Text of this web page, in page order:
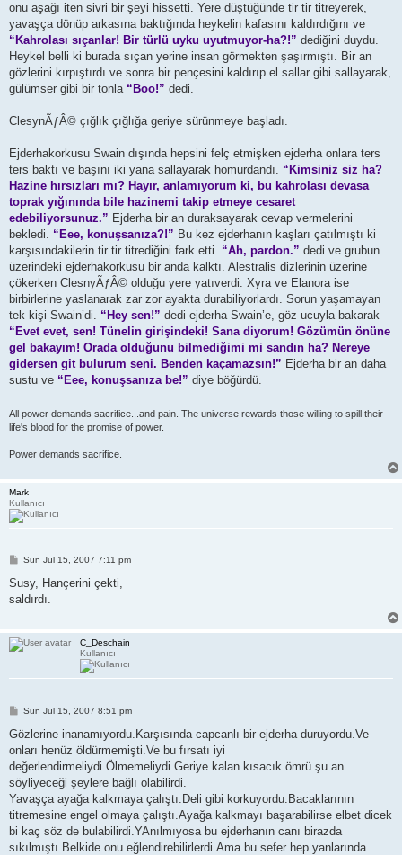
onu aşağı iten sivri bir şeyi hissetti. Yere düştüğünde tir tir titreyerek,
yavaşça dönüp arkasına baktığında heykelin kafasını kaldırdığını ve
“Kahrolası sıçanlar! Bir türlü uyku uyutmuyor-ha?!” dediğini duydu.
Heykel belli ki burada sıçan yerine insan görmekten şaşırmıştı. Bir an
gözlerini kırpıştırdı ve sonra bir pençesini kaldırıp el sallar gibi sallayarak,
gülümser gibi bir tonla “Boo!” dedi.
ClesynÃƒÂ© çığlık çığlığa geriye sürünmeye başladı.
Ejderhakorkusu Swain dışında hepsini felç etmişken ejderha onlara ters
ters baktı ve başını iki yana sallayarak homurdandı. “Kimsiniz siz ha?
Hazine hırsızları mı? Hayır, anlamıyorum ki, bu kahrolası devasa
toprak yığınında bile hazinemi takip etmeye cesaret
edebiliyorsunuz.” Ejderha bir an duraksayarak cevap vermelerini
bekledi. “Eee, konuşsanıza?!” Bu kez ejderhanın kaşları çatılmıştı ki
karşısındakilerin tir tir titrediğini fark etti. “Ah, pardon.” dedi ve grubun
üzerindeki ejderhakorkusu bir anda kalktı. Alestralis dizlerinin üzerine
çökerken ClesnyÃƒÂ© olduğu yere yatıverdi. Xyra ve Elanora ise
birbirlerine yaslanarak zar zor ayakta durabiliyorlardı. Sorun yaşamayan
tek kişi Swain’di. “Hey sen!” dedi ejderha Swain’e, göz ucuyla bakarak
“Evet evet, sen! Tünelin girişindeki! Sana diyorum! Gözümün önüne
gel bakayım! Orada olduğunu bilmediğimi mi sandın ha? Nereye
gidersen git bulurum seni. Benden kaçamazsın!” Ejderha bir an daha
sustu ve “Eee, konuşsanıza be!” diye böğürdü.
All power demands sacrifice...and pain. The universe rewards those willing to spill their
life's blood for the promise of power.
Power demands sacrifice.
Mark
Kullanıcı
P
s
Sun Jul 15, 2007 7:11 pm
Susy, Hançerini çekti,
saldırdı.
C_Deschain
Kullanıcı
P
s
Sun Jul 15, 2007 8:51 pm
Gözlerine inanamıyordu.Karşısında capcanlı bir ejderha duruyordu.Ve
onları henüz öldürmemişti.Ve bu fırsatı iyi
değerlendirmeliydi.Ölmemeliydi.Geriye kalan kısacık ömrü şu an
söyliyeceği şeylere bağlı olabilirdi.
Yavaşça ayağa kalkmaya çalıştı.Deli gibi korkuyordu.Bacaklarının
titremesine engel olmaya çalıştı.Ayağa kalkmayı başarabilirse elbet dicek
bi kaç söz de bulabilirdi.YAnılmıyosa bu ejderhanın canı birazda
sıkılmıştı.Belkide onu eğlendirebilirlerdi.Ama bu sefer hep yanlarında